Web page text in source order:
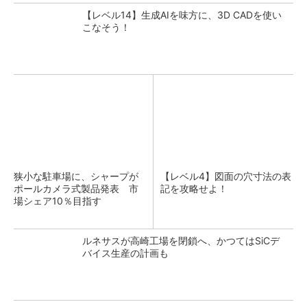
【レベル14】生成AIを味方に、3D CADを使い
こなそう！
狭小な駐車場に、シャープが
ポールカメラ式製品発表 市
場シェア10％目指す
【レベル4】図面の穴寸法の表
記を攻略せよ！
ルネサスが高崎工場を閉鎖へ、かつてはSiCデ
バイス生産の計画も